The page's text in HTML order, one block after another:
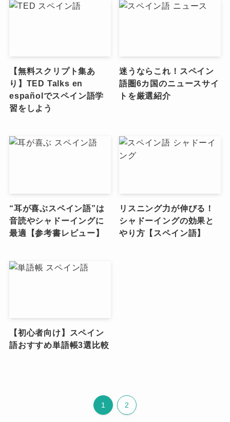
【無料スクリプト集あ
り】TED Talks en
españolでスペイン語学
習をしよう
迷うならこれ！スペイン
語圏6カ国のニュースサイ
トを厳選紹介
“耳が喜ぶスペイン語”は
音読やシャドーイングに
最適【参考書レビュー】
リスニング力が伸びる！
シャドーイングの効果と
やり方【スペイン語】
【初心者向け】スペイン
語おすすめ単語帳3選比較
1 2